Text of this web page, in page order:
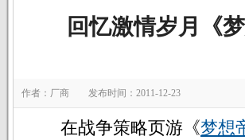
回忆激情岁月《
作者：厂商 发布时间：2011-12-23
在战争策略页游《梦想